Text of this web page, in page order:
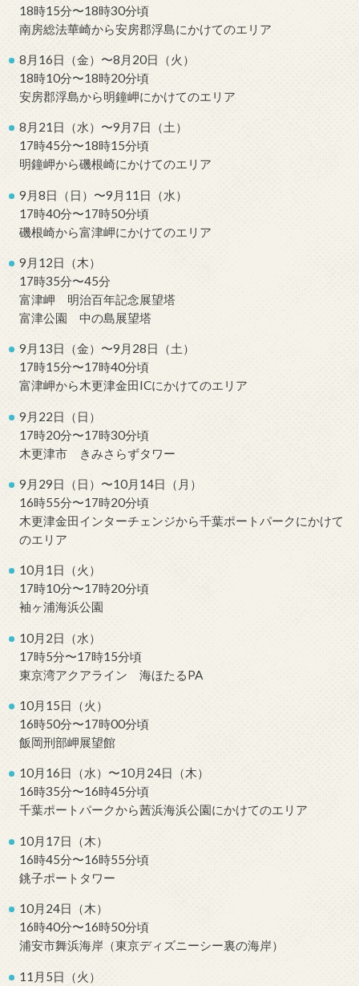
18時15分〜18時30分頃
南房総法華崎から安房郡浮島にかけてのエリア
8月16日（金）〜8月20日（火）
18時10分〜18時20分頃
安房郡浮島から明鐘岬にかけてのエリア
8月21日（水）〜9月7日（土）
17時45分〜18時15分頃
明鐘岬から磯根崎にかけてのエリア
9月8日（日）〜9月11日（水）
17時40分〜17時50分頃
磯根崎から富津岬にかけてのエリア
9月12日（木）
17時35分〜45分
富津岬 明治百年記念展望塔
富津公園 中の島展望塔
9月13日（金）〜9月28日（土）
17時15分〜17時40分頃
富津岬から木更津金田ICにかけてのエリア
9月22日（日）
17時20分〜17時30分頃
木更津市 きみさらずタワー
9月29日（日）〜10月14日（月）
16時55分〜17時20分頃
木更津金田インターチェンジから千葉ポートパークにかけて
のエリア
10月1日（火）
17時10分〜17時20分頃
袖ヶ浦海浜公園
10月2日（水）
17時5分〜17時15分頃
東京湾アクアライン 海ほたるPA
10月15日（火）
16時50分〜17時00分頃
飯岡刑部岬展望館
10月16日（水）〜10月24日（木）
16時35分〜16時45分頃
千葉ポートパークから茜浜海浜公園にかけてのエリア
10月17日（木）
16時45分〜16時55分頃
銚子ポートタワー
10月24日（木）
16時40分〜16時50分頃
浦安市舞浜海岸（東京ディズニーシー裏の海岸）
11月5日（火）